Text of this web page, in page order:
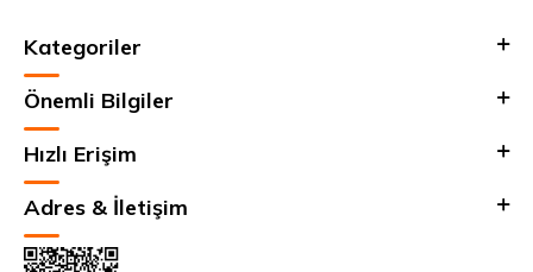
Kategoriler
Önemli Bilgiler
Hızlı Erişim
Adres & İletişim